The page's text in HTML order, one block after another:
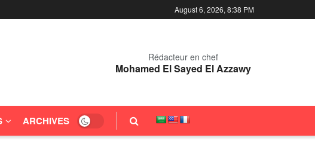
August 6, 2026, 8:38 PM
Rédacteur en chef
Mohamed El Sayed El Azzawy
ARCHIVES